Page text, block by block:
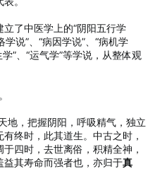
了中医学上的“阴阳五行学
学说”、“病因学说”、“病机学
学”、“运气学”等学说，从整体观
地，把握阴阳，呼吸精气，独立
终时，此其道生。中古之时，
四时，去世离俗，积精全神，
其寿命而强者也，亦归于真